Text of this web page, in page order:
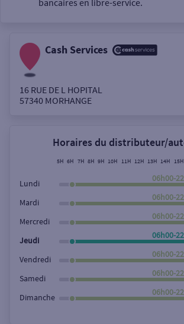
Autour de moi
Rue
Rechercher
bancaires en libre-service.
Cash Services
16 RUE DE L HOPITAL
57340 MORHANGE
Horaires du distributeur/
5H 6H 7H 8H 9H 10H 11H 12H 13H 14H 15H
Lundi
06h00-
Mardi
06h00-
Mercredi
06h00-
Jeudi
06h00-
Vendredi
06h00-
Samedi
06h00-
Dimanche
06h00-